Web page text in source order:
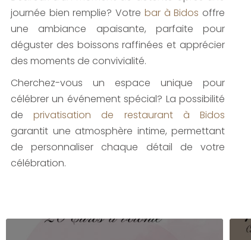
journée bien remplie? Votre bar à Bidos offre
une ambiance apaisante, parfaite pour
déguster des boissons raffinées et apprécier
des moments de convivialité.
Cherchez-vous un espace unique pour
célébrer un événement spécial? La possibilité
deprivatisation de restaurant à Bidos
garantit une atmosphère intime, permettant
de personnaliser chaque détail de votre
célébration.